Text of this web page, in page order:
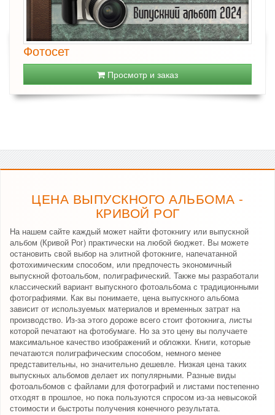
Фотосет
Просмотр и заказ
ЦЕНА ВЫПУСКНОГО АЛЬБОМА -
КРИВОЙ РОГ
На нашем сайте каждый может найти фотокнигу или выпускной
альбом (Кривой Рог) практически на любой бюджет. Вы можете
остановить свой выбор на элитной фотокниге, напечатанной
фотохимическим способом, или предпочесть экономичный
выпускной фотоальбом, полиграфический. Также мы разработали
классический вариант выпускного фотоальбома с традиционными
фотографиями. Как вы понимаете, цена выпускного альбома
зависит от используемых материалов и временных затрат на
производство. Из-за этого дороже всего стоит фотокнига, листы
которой печатают на фотобумаге. Но за это цену вы получаете
максимальное качество изображений и обложки. Книги, которые
печатаются полиграфическим способом, немного менее
представительны, но значительно дешевле. Низкая цена таких
выпускных альбомов делает их популярными. Разные виды
фотоальбомов с файлами для фотографий и листами постепенно
отходят в прошлое, но пока пользуются спросом из-за невысокой
стоимости и быстроты получения конечного результата.